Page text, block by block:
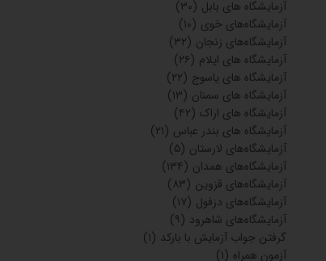
آزمایشگاه های بابل (۳۰)
آزمایشگاه‌های خوی (۱۰)
آزمایشگاه‌های زنجان (۳۲)
آزمایشگاه های ایلام (۲۶)
آزمایشگاه های یاسوج (۲۲)
آزمایشگاه های سمنان (۱۳)
آزمایشگاه های اراک (۴۲)
آزمایشگاه های بندر عباس (۲۱)
آزمایشگاه‌های لارستان (۵)
آزمایشگاه‌های همدان (۱۳۴)
آزمایشگاه‌های قزوین (۸۳)
آزمایشگاه‌های دزفول (۱۷)
آزمایشگاه‌های شاهرود (۹)
گرفتن جواب آزمایش با بارکد (۱)
آزمون همراه (۱)